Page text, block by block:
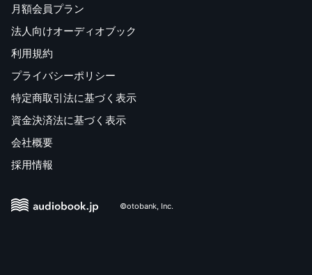
月額会員プラン
法人向けオーディオブック
利用規約
プライバシーポリシー
特定商取引法に基づく表示
資金決済法に基づく表示
会社概要
採用情報
©otobank, Inc.